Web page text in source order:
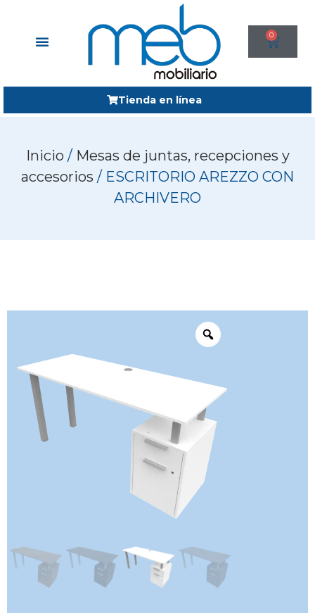
0
Tienda en línea
Inicio / Mesas de juntas, recepciones y
accesorios / ESCRITORIO AREZZO CON
ARCHIVERO